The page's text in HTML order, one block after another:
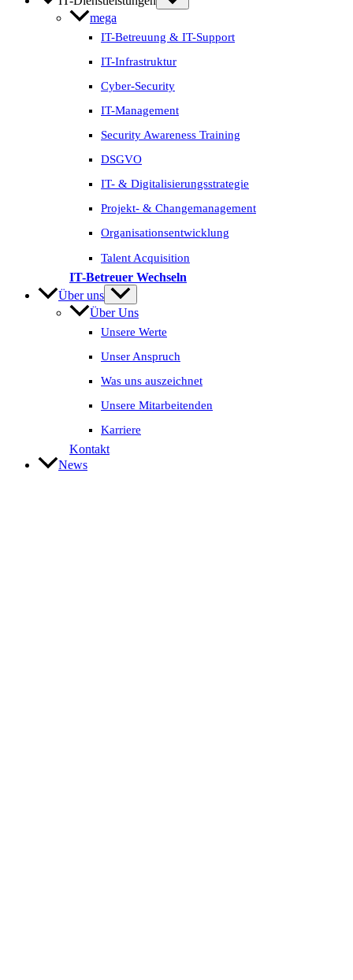
mega
IT-Betreuung & IT-Support
IT-Infrastruktur
Cyber-Security
IT-Management
Security Awareness Training
DSGVO
IT- & Digitalisierungs­strategie
Projekt- & Change­management
Organisations­entwicklung
Talent Acquisition
IT-Betreuer Wechseln
Über uns
Über Uns
Unsere Werte
Unser Anspruch
Was uns auszeichnet
Unsere Mitarbeitenden
Karriere
Kontakt
News